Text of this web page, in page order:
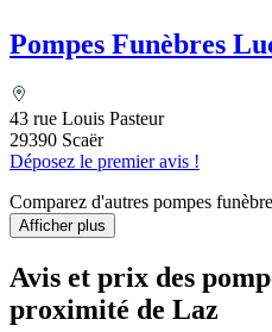
Pompes Funèbres
43 rue Louis Pasteur
29390 Scaër
Déposez le premier avis !
Comparez d'autres pompes
Afficher plus
Avis et prix des
proximité de Laz